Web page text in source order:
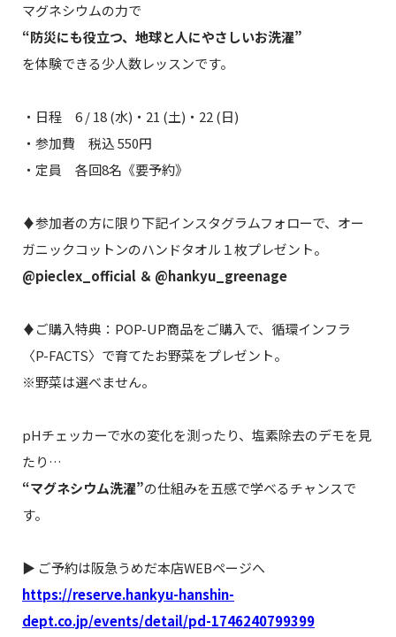
マグネシウムの力で
“防災にも役立つ、地球と人にやさしいお洗濯”
を体験できる少人数レッスンです。
・日程 6 / 18 (水)・21 (土)・22 (日)
・参加費 税込 550円
・定員 各回8名《要予約》
♦参加者の方に限り下記インスタグラムフォローで、オー
ガニックコットンのハンドタオル１枚プレゼント。
@pieclex_official ＆ @hankyu_greenage
♦ご購入特典：POP-UP商品をご購入で、循環インフラ
〈P-FACTS〉で育てたお野菜をプレゼント。
※野菜は選べません。
pHチェッカーで水の変化を測ったり、塩素除去のデモを見
たり…
“マグネシウム洗濯”の仕組みを五感で学べるチャンスで
す。
▶︎ ご予約は阪急うめだ本店WEBページへ
https://reserve.hankyu-hanshin-
dept.co.jp/events/detail/pd-1746240799399